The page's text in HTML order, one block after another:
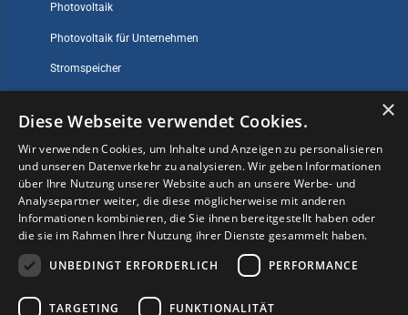
Photovoltaik
Photovoltaik für Unternehmen
Stromspeicher
Sonstiges
Impressum
Datenschutz
Kontakt
Ratgeber
×
Diese Webseite verwendet Cookies.
Wir verwenden Cookies, um Inhalte und Anzeigen zu personalisieren
und unseren Datenverkehr zu analysieren. Wir geben Informationen
über Ihre Nutzung unserer Website auch an unsere Werbe- und
Analysepartner weiter, die diese möglicherweise mit anderen
Informationen kombinieren, die Sie ihnen bereitgestellt haben oder
die sie im Rahmen Ihrer Nutzung ihrer Dienste gesammelt haben.
UNBEDINGT ERFORDERLICH
PERFORMANCE
TARGETING FUNKTIONALITÄT